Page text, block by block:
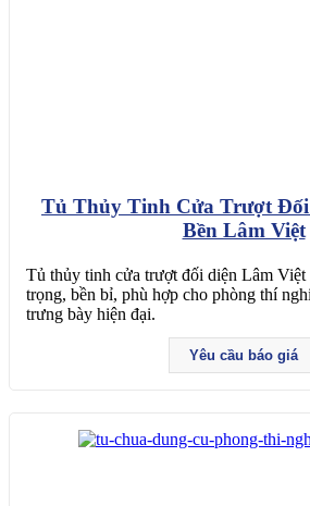
Tủ Thủy Tinh Cửa Trượt Đối
Bền Lâm Việt
Tủ thủy tinh cửa trượt đối diện Lâm Việt
trọng, bền bỉ, phù hợp cho phòng thí
trưng bày hiện đại.
Yêu cầu báo giá